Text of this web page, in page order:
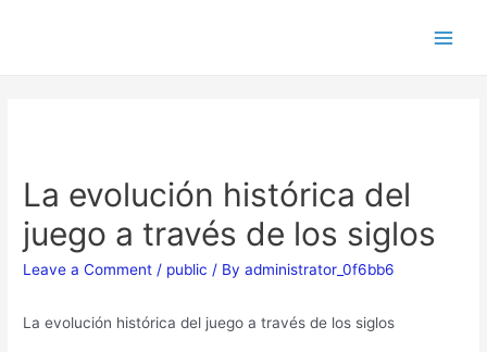
La evolución histórica del
juego a través de los siglos
Leave a Comment / public / Byadministrator_0f6bb6
La evolución histórica del juego a través de los siglos